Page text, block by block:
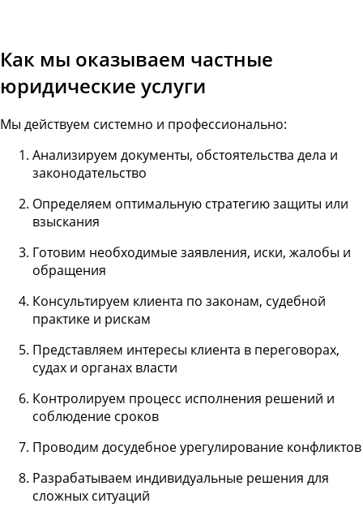
Как мы оказываем частные
юридические услуги
Мы действуем системно и профессионально:
Анализируем документы, обстоятельства дела и
законодательство
Определяем оптимальную стратегию защиты или
взыскания
Готовим необходимые заявления, иски, жалобы и
обращения
Консультируем клиента по законам, судебной
практике и рискам
Представляем интересы клиента в переговорах,
судах и органах власти
Контролируем процесс исполнения решений и
соблюдение сроков
Проводим досудебное урегулирование конфликтов
Разрабатываем индивидуальные решения для
сложных ситуаций